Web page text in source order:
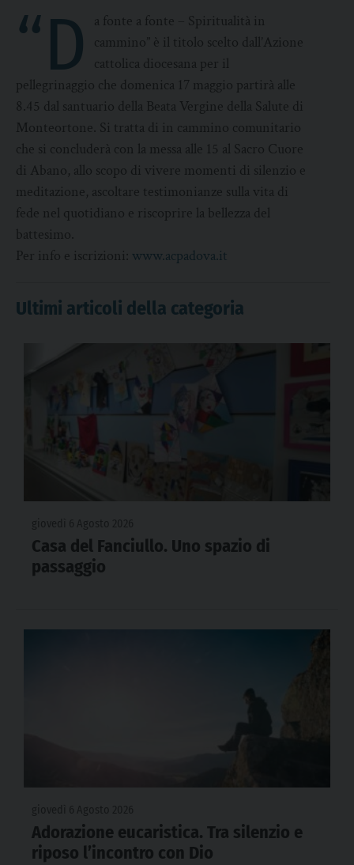
“D
a fonte a fonte – Spiritualità in
cammino” è il titolo scelto dall’Azione
cattolica diocesana per il
pellegrinaggio che domenica 17 maggio partirà alle
8.45 dal santuario della Beata Vergine della Salute di
Monteortone. Si tratta di in cammino comunitario
che si concluderà con la messa alle 15 al Sacro Cuore
di Abano, allo scopo di vivere momenti di silenzio e
meditazione, ascoltare testimonianze sulla vita di
fede nel quotidiano e riscoprire la bellezza del
battesimo.
Per info e iscrizioni: www.acpadova.it
Ultimi articoli della categoria
Casa del Fanciullo. Uno spazio di
passaggio
Adorazione eucaristica. Tra silenzio e
riposo l’incontro con Dio